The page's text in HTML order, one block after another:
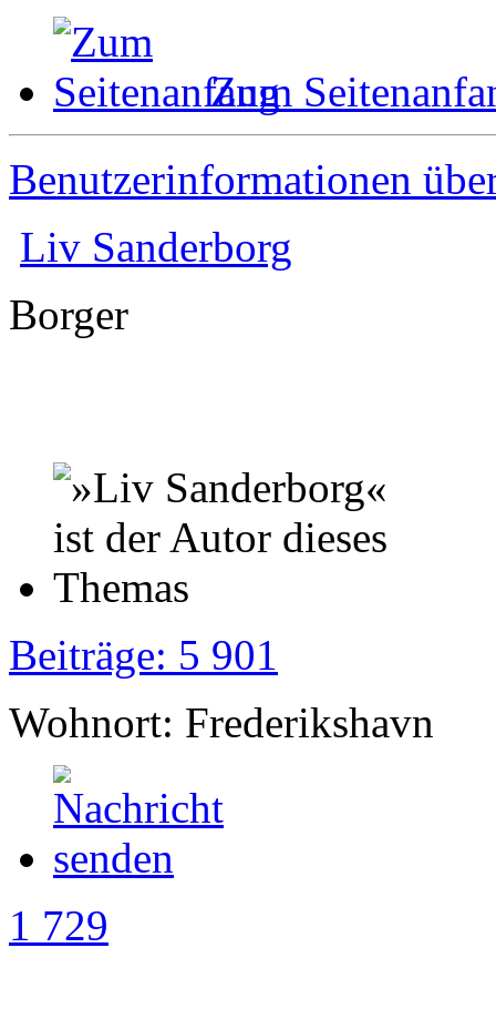
Zum
Benutzerinformationen
Liv Sanderborg
Borger
Beiträge: 5 901
Wohnort: Frederikshavn
1 729